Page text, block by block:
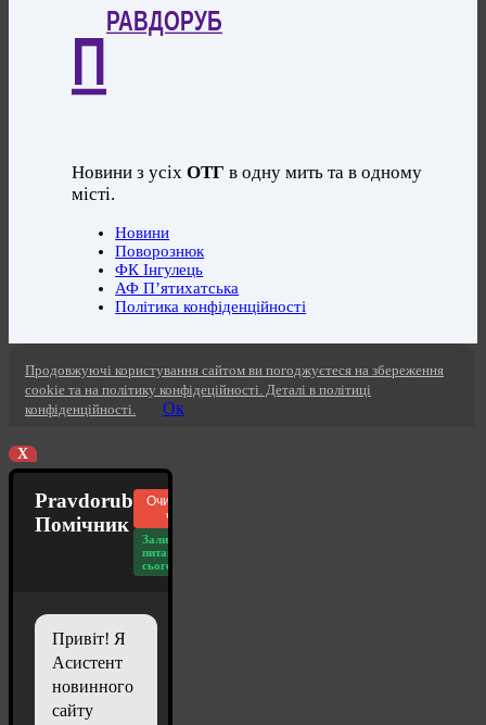
П
РАВДОРУБ
Новини з усіхОТГ в одну мить та в одному
місті.
Новини
Поворознюк
ФК Інгулець
АФ П’ятихатська
Політика конфіденційності
Продовжуючі користування сайтом ви погоджуєтеся на збереження
cookie та на політику конфідеційності. Деталі в політиці
конфіденційності.
Ок
X
Pravdorub
Помічник
Очистити
чат
Залишилось
питань
сьогодні: 20
Привіт! Я
Асистент
новинного
сайту